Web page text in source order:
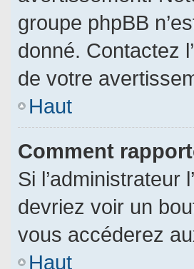
groupe phpBB
donné. Contactez
de votre
Haut
Comment
Si l’administrateur
devriez voir un
vous accéderez
Haut